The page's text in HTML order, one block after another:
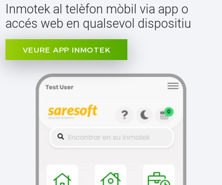
Inmotek al telèfon mòbil via app o
accés web en qualsevol dispositiu
VEURE APP INMOTEK